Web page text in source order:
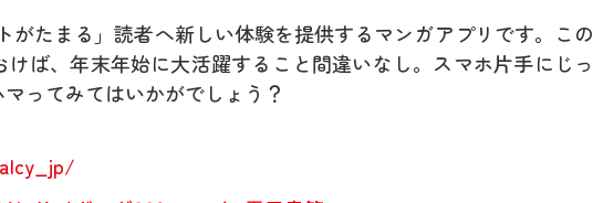
がたまる」読者へ新しい体験を提供するマンガアプリです。この
ば、年末年始に大活躍すること間違いなし。スマホ片手にじっ
ってみてはいかがでしょう？